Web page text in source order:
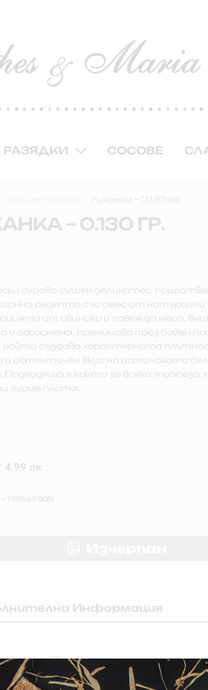
РАЗЯДКИ СОСОВЕ
Луканка – 0.130 гр.
– 0.130 ГР.
сурово-сушен деликатес,
рецепта със смес от натурални
от свинско и говеждо месо,
и оформена, преминава през бавен
който създава характерната
автентичен вкус на истинската
Подходяща е както за всяка трапеза,
гурме платa.
4,99 лв.
= 1.95583 BGN
Информация
калиева селитра, антиоксидант: